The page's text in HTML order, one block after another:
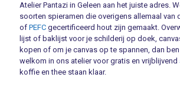
Atelier Pantazi in Geleen aan het juiste adres.
soorten spieramen die overigens allemaal van
of PEFC gecertificeerd hout zijn gemaakt.
lijst of baklijst voor je schilderij op doek,
kopen of om je canvas op te spannen, dan
welkom in ons atelier voor gratis en vrijblijvend
koffie en thee staan klaar.